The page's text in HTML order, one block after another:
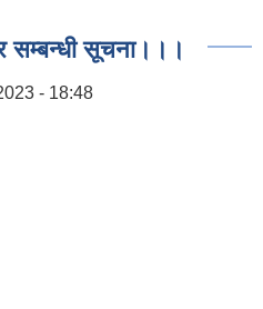
सम्बन्धी सूचना।।।
- 18:48